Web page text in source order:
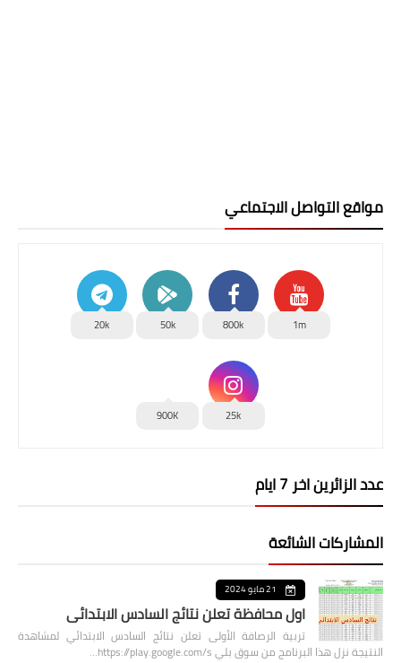
مواقع التواصل الاجتماعي
1m
800k
50k
20k
25k
900K
عدد الزائرين اخر 7 ايام
المشاركات الشائعة
21 مايو 2024
اول محافظة تعلن نتائج السادس الابتدائي
تربية الرصافة الأولى تعلن نتائج السادس الابتدائي لمشاهدة
النتيجة نزل هذا البرنامج من سوق بلي https://play.google.com/s…